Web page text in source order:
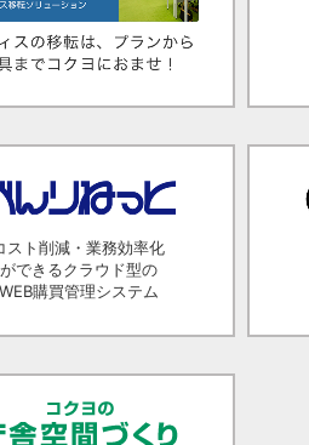
スト削減・業務効率化
ができるクラウド型の
WEB購買管理システム